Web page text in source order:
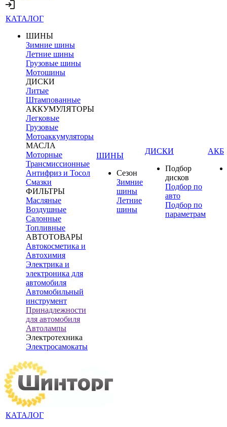
КАТАЛОГ
ШИНЫ
Зимние шины
Летние шины
Грузовые шины
Мотошины
ДИСКИ
Литые
Штампованные
АККУМУЛЯТОРЫ
Легковые
Грузовые
Мотоаккумуляторы
МАСЛА
Моторные
Трансмиссионные
Антифриз и Тосол
Смазки
ФИЛЬТРЫ
Масляные
Воздушные
Салонные
Топливные
АВТОТОВАРЫ
Автокосметика и
Автохимия
Электрика и
электроника для
автомобиля
Автомобильный
инструмент
Принадлежности
для автомобиля
Автолампы
Электротехника
Электросамокаты
ШИНЫ
Сезон
Зимние
шины
Летние
шины
ДИСКИ
Подбор
дисков
Подбор по
авто
Подбор по
параметрам
АКБ
КАТАЛОГ